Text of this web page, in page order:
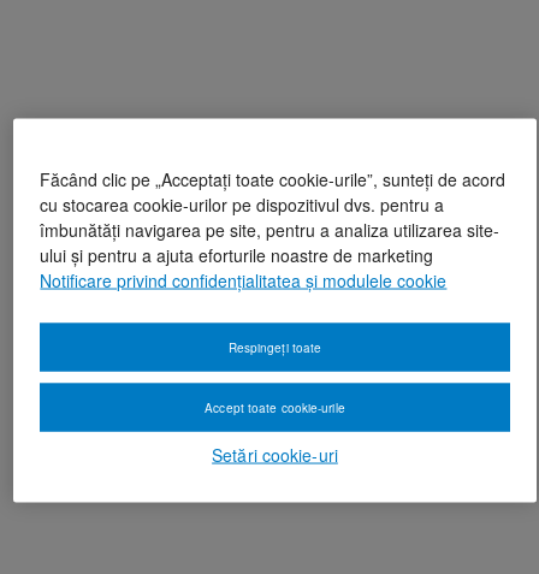
Făcând clic pe „Acceptați toate cookie-urile”, sunteți de acord
cu stocarea cookie-urilor pe dispozitivul dvs. pentru a
îmbunătăți navigarea pe site, pentru a analiza utilizarea site-
ului și pentru a ajuta eforturile noastre de marketing
Notificare privind confidențialitatea și modulele cookie
Setări cookie-uri
Respingeți toate
Accept toate cookie-urile